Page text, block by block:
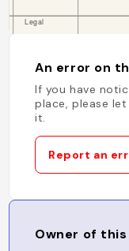
An error on
If you have
place, please
it.
Report an
Owner of this